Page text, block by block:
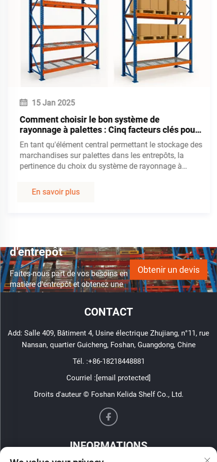
15 Jan 2025
Comment choisir le bon système de
rayonnage à palettes : Cinq facteurs clés pour
la sélection de rayonnages d'entrepôt
En tant qu'élément central permettant le stockage des
marchandises sur palettes dans les entrepôts, la
pertinence du choix du système de rayonnage à
stockage, l'efficacité opérationnelle et les coûts de
fonctionnement. Différents types de rayonnages à
En savoir plus
d'entrepôt
Faites-nous part de vos besoins en
matière d'entrepôt et obtenez une
solution de rayonnage
Obtenir un devis
CONTACT
Add: Salle 409, Bâtiment 4, Usine électrique Zhujiang, n°11, rue
Nansan, quartier Guicheng, Foshan, Guangdong, Chine
Tél. :+86-18218448881
Courriel :[email protected]
Droits d'auteur © Foshan Kelida Shelf Co., Ltd.
INFORMATIONS